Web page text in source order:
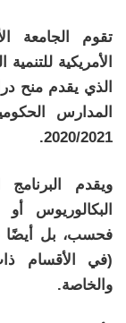
تقوم الجامعة
الأمريكية
المدارس
2020/2021.
ويقدم
البكالوريوس
فحسب، بل أيضًا
(في الأقسام
والخاصة.